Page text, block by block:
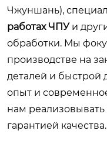
Чжуншань),
работах ЧПУи
обработки. Мы
производстве на
деталей и быстрой
опыт и
нам
гарантией качества.